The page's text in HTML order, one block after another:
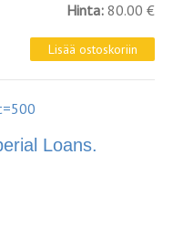
Hinta: 80.00 €
Loans.